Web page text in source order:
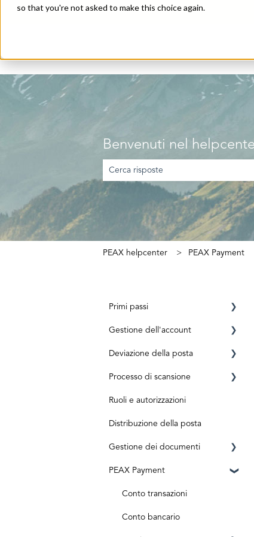
so that you're not asked to make this choice again.
ItalianoMostra sottomenu per le traduzioni
Benvenuti nel
Non sono presenti suggerimenti
PEAX helpcenter PEAX Payment
Primi passi
Requisiti
Registrazione
ID level
Aktivierungscode
Abbonamenti e costi
Gestione dell'account
Conto privato
Business Account
Deviazione della posta
Prima dell'attivazione
Dopo l'attivazione
Processo di scansione
Posta in arrivo e scansione
Elaborazione dei documenti
Spedizioni speciali
Documenti originali
Ingressi digitali
Ruoli e autorizzazioni
Distribuzione della posta
Gestione dei documenti
Cassetta postale
Fatture
Archivio
PEAX Payment
Conto transazioni
Conto bancario